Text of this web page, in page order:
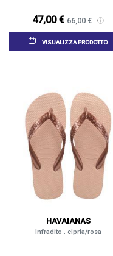
47,00 € 66,00 €
VISUALIZZA PRODOTTO
HAVAIANAS
Infradito . cipria/rosa